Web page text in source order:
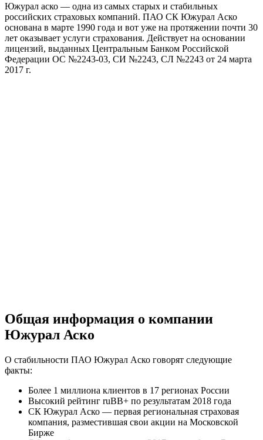
Южурал аско — одна из самых старых и стабильных
российских страховых компаний. ПАО СК Южурал Аско
основана в марте 1990 года и вот уже на протяжении почти 30
лет оказывает услуги страхования. Действует на основании
лицензий, выданных Центральным Банком Российской
Федерации ОС №2243-03, СИ №2243, СЛ №2243 от 24 марта
2017 г.
Общая информация о компании
Южурал Аско
О стабильности ПАО Южурал Аско говорят следующие
факты:
Более 1 миллиона клиентов в 17 регионах России
Высокий рейтинг ruBB+ по результатам 2018 года
СК Южурал Аско — первая региональная страховая
компания, разместившая свои акции на Московской
Бирже